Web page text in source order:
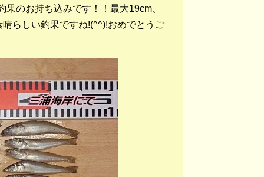
のお持ち込みです！！最大19cm、
らしい釣果ですね!(^^)!おめでとうご